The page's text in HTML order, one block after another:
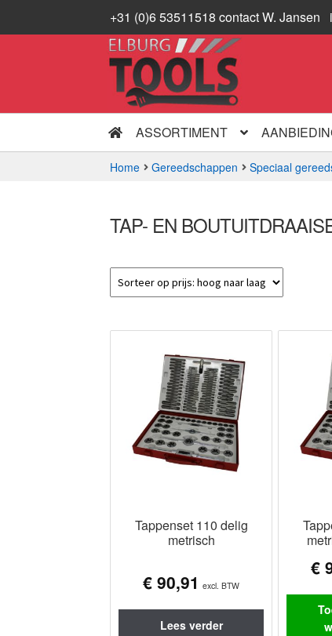
+31 (0)6 53511518 contact W. Jansen
Ga
door
naar
navigatie
Ga
naar
inhoud
ASSORTIMENT
Home Gereedschappen Speciaal
TAP- EN
Tappenset 110 delig
metrisch
€ 90,91 excl. BTW
Lees verder
€